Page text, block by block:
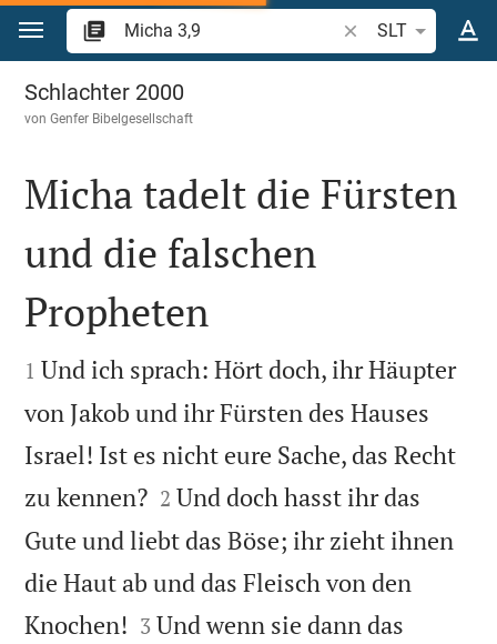
Zum Inhalt springen
Bibelstelle oder
SLT
Micha 3
Schlachter 2000
vonGenfer Bibelgesellschaft

Micha tadelt die Fürsten
und die falschen
Propheten

1 Und ich sprach: Hört doch, ihr Häupter
von Jakob und ihr Fürsten des Hauses
Israel! Ist es nicht eure Sache, das Recht
zu kennen?
2 Und doch hasst ihr das
Gute und liebt das Böse; ihr zieht ihnen
die Haut ab und das Fleisch von den
Knochen! 

3 Und wenn sie dann das